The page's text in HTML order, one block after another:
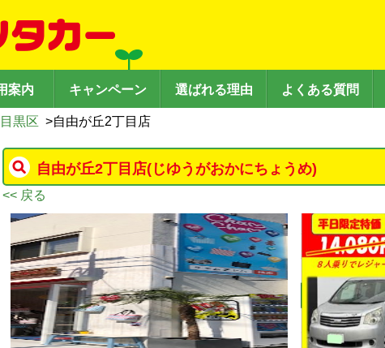
案内 キャンペーン 選ばれる理由 よくある質問
目黒区 >自由が丘2丁目店
自由が丘2丁目店(じゆうがおかにちょうめ)
<< 戻る